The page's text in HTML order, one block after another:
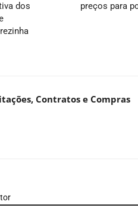
dos
preços para
Contratos e Compras